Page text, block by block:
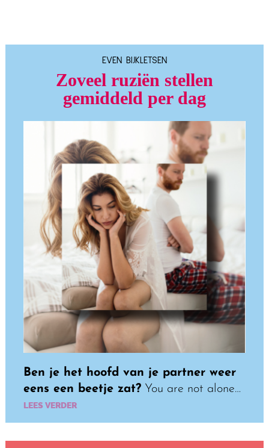
EVEN BIJKLETSEN
Zoveel ruziën stellen
gemiddeld per dag
Ben je het hoofd van je partner weer
eens een beetje zat?You are not alone…
LEES VERDER